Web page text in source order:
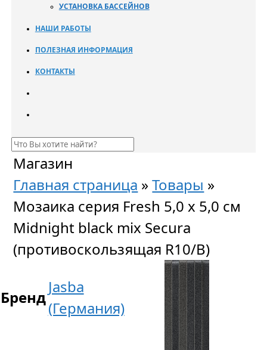
УСТАНОВКА БАССЕЙНОВ
НАШИ РАБОТЫ
ПОЛЕЗНАЯ ИНФОРМАЦИЯ
КОНТАКТЫ
Магазин
Главная страница »Товары »
Мозаика серия Fresh 5,0 x 5,0 см
Midnight black mix Secura
(противоскользящая R10/B)
Бренд
Jasba
(Германия)